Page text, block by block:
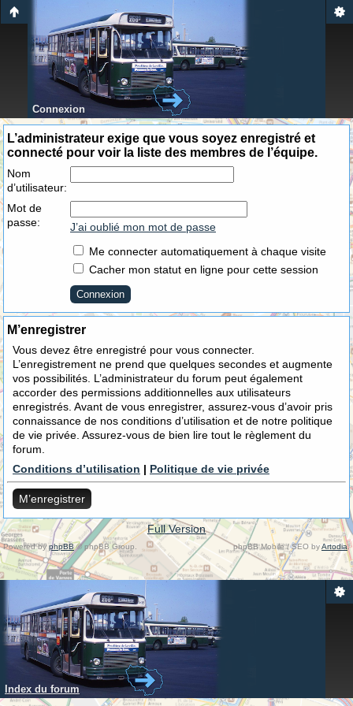
Connexion
L’administrateur exige que vous soyez enregistré et
connecté pour voir la liste des membres de l’équipe.
Nom
d’utilisateur:
Mot de
passe:
J’ai oublié mon mot de passe
Me connecter automatiquement à chaque visite
Cacher mon statut en ligne pour cette session
M’enregistrer
Vous devez être enregistré pour vous connecter.
L’enregistrement ne prend que quelques secondes et augmente
vos possibilités. L’administrateur du forum peut également
accorder des permissions additionnelles aux utilisateurs
enregistrés. Avant de vous enregistrer, assurez-vous d’avoir pris
connaissance de nos conditions d’utilisation et de notre politique
de vie privée. Assurez-vous de bien lire tout le règlement du
forum.
Conditions d’utilisation | Politique de vie privée
M’enregistrer
Full Version
Powered byphpBB© phpBB Group. phpBB Mobile / SEO byArtodia.
Index du forum